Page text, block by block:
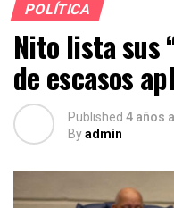
POLÍTICA
Nito lista sus
de escasos
Published 4 años
Byadmin